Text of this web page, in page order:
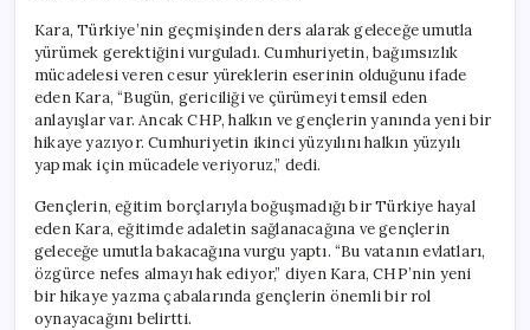
Kara, Türkiye’nin geçmişinden ders alarak geleceğe umutla
yürümek gerektiğini vurguladı. Cumhuriyetin, bağımsızlık
mücadelesi veren cesur yüreklerin eserinin olduğunu ifade
eden Kara, “Bugün, gericiliği ve çürümeyi temsil eden
anlayışlar var. Ancak CHP, halkın ve gençlerin yanında yeni bir
hikaye yazıyor. Cumhuriyetin ikinci yüzyılını halkın yüzyılı
yapmak için mücadele veriyoruz,” dedi.
Gençlerin, eğitim borçlarıyla boğuşmadığı bir Türkiye hayal
eden Kara, eğitimde adaletin sağlanacağına ve gençlerin
geleceğe umutla bakacağına vurgu yaptı. “Bu vatanın evlatları,
özgürce nefes almayı hak ediyor,” diyen Kara, CHP’nin yeni
bir hikaye yazma çabalarında gençlerin önemli bir rol
oynayacağını belirtti.